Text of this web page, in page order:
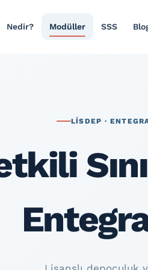
Nedir? Modüller SSS
LİSDEP ·